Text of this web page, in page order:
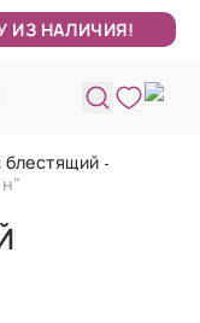
ИЗ НАЛИЧИЯ!
блестящий